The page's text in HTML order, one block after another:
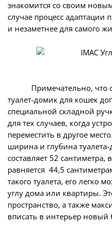
знакомится со своим
случае процесс адаптации
и незаметнее для самого
Примечательно, что
туалет-домик для кошек
специальной складной
для тех случаев, когда
переместить в другое
ширина и глубина
составляет 52 сантиметра,
равняется 44,5
такого туалета, его легко
углу дома или квартиры.
пространство, а также
вписать в интерьер новый